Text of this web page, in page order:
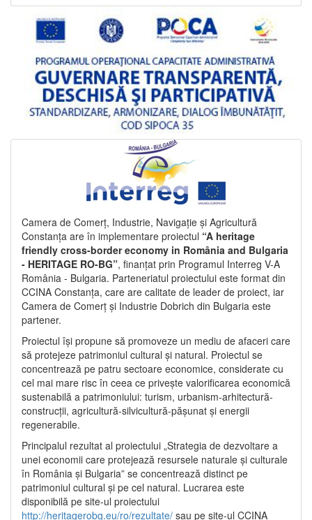
Camera de Comerț, Industrie, Navigație și Agricultură
Constanța are în implementare proiectul “A heritage
friendly cross-border economy in România and Bulgaria
- HERITAGE RO-BG”, finanțat prin Programul Interreg V-A
România - Bulgaria. Parteneriatul proiectului este format din
CCINA Constanța, care are calitate de leader de proiect, iar
Camera de Comerț și Industrie Dobrich din Bulgaria este
partener.
Proiectul își propune să promoveze un mediu de afaceri care
să protejeze patrimoniul cultural și natural. Proiectul se
concentrează pe patru sectoare economice, considerate cu
cel mai mare risc în ceea ce privește valorificarea economică
sustenabilă a patrimoniului: turism, urbanism-arhitectură-
construcții, agricultură-silvicultură-pășunat și energii
regenerabile.
Principalul rezultat al proiectului „Strategia de dezvoltare a
unei economii care protejează resursele naturale și culturale
în România și Bulgaria” se concentrează distinct pe
patrimoniul cultural și pe cel natural. Lucrarea este
disponibilă pe site-ul proiectului
http://heritagerobg.eu/ro/rezultate/ sau pe site-ul CCINA